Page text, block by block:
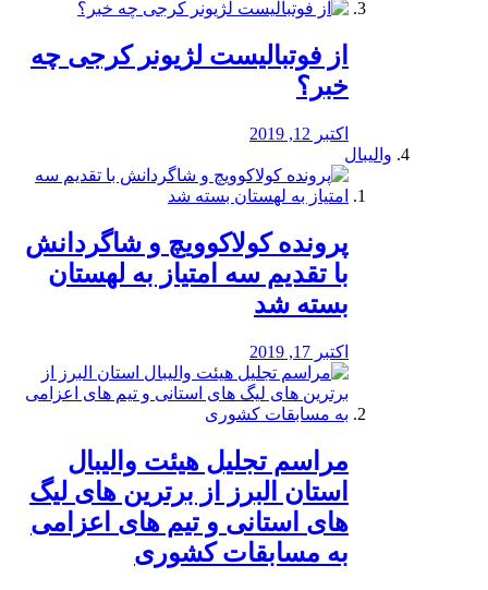
از فوتبالیست لژیونر کرجی چه
خبر؟
اکتبر 12, 2019
والیبال
پرونده کولاکوویچ و شاگردانش
با تقدیم سه امتیاز به لهستان
بسته شد
اکتبر 17, 2019
مراسم تجلیل هیئت والیبال
استان البرز از برترین های لیگ
های استانی و تیم های اعزامی
به مسابقات کشوری